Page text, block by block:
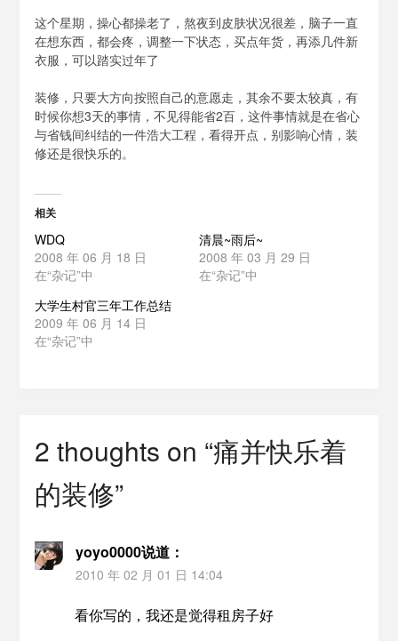
这个星期，操心都操老了，熬夜到皮肤状况很差，脑子一直
在想东西，都会疼，调整一下状态，买点年货，再添几件新
衣服，可以踏实过年了
装修，只要大方向按照自己的意愿走，其余不要太较真，有
时候你想3天的事情，不见得能省2百，这件事情就是在省心
与省钱间纠结的一件浩大工程，看得开点，别影响心情，装
修还是很快乐的。
相关
WDQ
2008 年 06 月 18 日
在“杂记”中
清晨~雨后~
2008 年 03 月 29 日
在“杂记”中
大学生村官三年工作总结
2009 年 06 月 14 日
在“杂记”中
2 thoughts on “痛并快乐着
的装修”
yoyo0000说道：
2010 年 02 月 01 日 14:04
看你写的，我还是觉得租房子好